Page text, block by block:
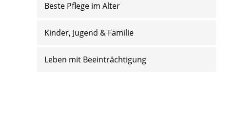
Beste Pflege im Alter
Kinder, Jugend & Familie
Leben mit Beeinträchtigung